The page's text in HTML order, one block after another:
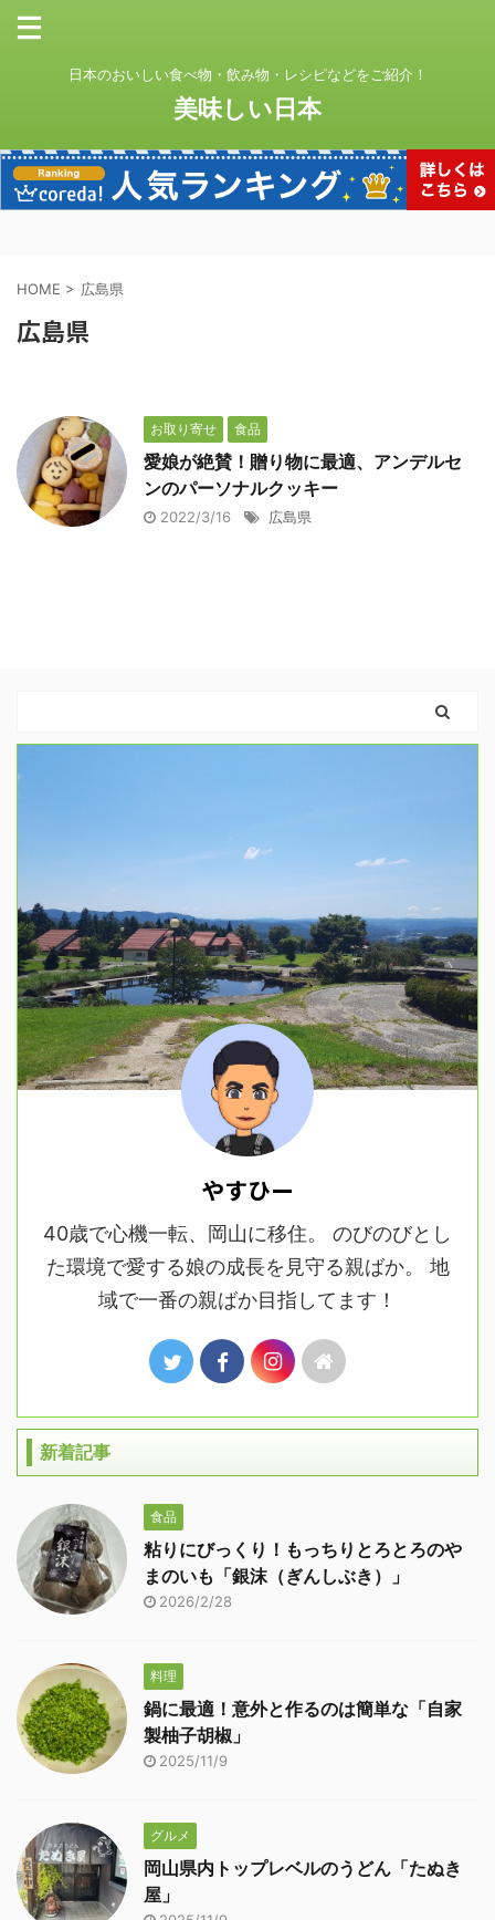
日本のおいしい食べ物・飲み物・レシピなどをご紹介！
美味しい日本
HOME > 広島県
広島県
お取り寄せ 食品
愛娘が絶賛！贈り物に最適、アンデルセ
ンのパーソナルクッキー
2022/3/16 広島県
やすひー
40歳で心機一転、岡山に移住。 のびのびとし
た環境で愛する娘の成長を見守る親ばか。 地
域で一番の親ばか目指してます！
新着記事
食品
粘りにびっくり！もっちりとろとろのや
まのいも「銀沫（ぎんしぶき）」
2026/2/28
料理
鍋に最適！意外と作るのは簡単な「自家
製柚子胡椒」
2025/11/9
グルメ
岡山県内トップレベルのうどん「たぬき
屋」